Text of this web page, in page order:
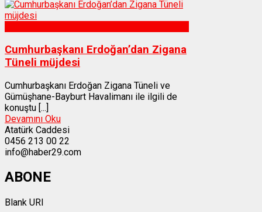
Cumhurbaşkanı Erdoğan’dan Zigana
Tüneli müjdesi
Cumhurbaşkanı Erdoğan Zigana Tüneli ve
Gümüşhane-Bayburt Havalimanı ile ilgili de
konuştu [...]
Devamını Oku
Atatürk Caddesi
0456 213 00 22
info@haber29.com
ABONE
Blank URI